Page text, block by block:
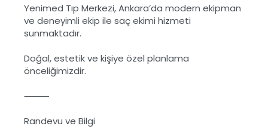
Yenimed Tıp Merkezi, Ankara’da modern ekipman
ve deneyimli ekip ile saç ekimi hizmeti
sunmaktadır.
Doğal, estetik ve kişiye özel planlama
önceliğimizdir.
⸻
Randevu ve Bilgi